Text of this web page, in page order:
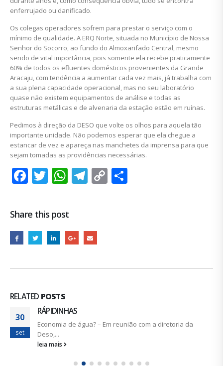
enferrujado ou danificado.
Os colegas operadores sofrem para prestar o serviço com o
mínimo de qualidade. A ERQ Norte, situada no Município de Nossa
Senhor do Socorro, ao fundo do Almoxarifado Central, mesmo
sendo de vital importância, pois somente ela recebe praticamente
60% de todos os efluentes domésticos provenientes da Grande
Aracaju, com tendência a aumentar cada vez mais, já trabalha com
a sua plena capacidade operacional, mas no seu laboratório
quase não existem equipamentos de análise e todas as
estruturas metálicas e de alvenaria da estação estão em ruínas.
Pedimos à direção da DESO que volte os olhos para aquela tão
importante unidade. Não podemos esperar que ela chegue a
estancar de vez e apareça nas manchetes da imprensa para que
sejam tomadas as providências necessárias.
Facebook
Twitter
WhatsApp
Telegram
Copy
Share this post
RELATED POSTS
30
set
RÁPIDINHAS
Economia de água? – Em reunião com a diretoria da
Deso,...
leia mais